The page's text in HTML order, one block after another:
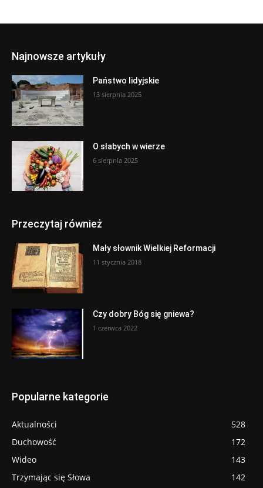
Najnowsze artykuły
Państwo lidyjskie
13 sierpnia 2025
O słabych w wierze
6 sierpnia 2025
Przeczytaj również
Mały słownik Wielkiej Reformacji
11 stycznia 2018
Czy dobry Bóg się gniewa?
1 czerwca 2022
Popularne kategorie
Aktualności
528
Duchowość
172
Wideo
143
Trzymając się Słowa
142